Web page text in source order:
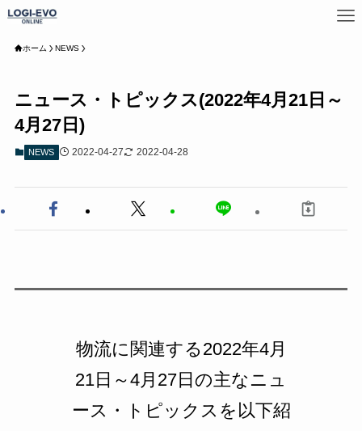
ホーム NEWS
ニュース・トピックス(2022年4月21日～
4月27日)
NEWS 2022-04-27 2022-04-28
物流に関連する2022年4月
21日～4月27日の主なニュ
ース・トピックスを以下紹